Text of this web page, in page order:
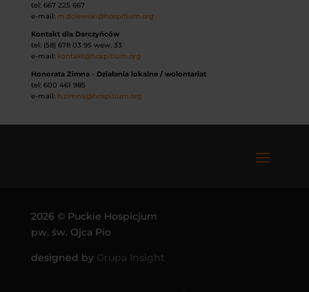
tel: 667 225 667
e-mail: m.dolewski@hospitium.org
Kontakt dla Darczyńców
tel: (58) 678 03 95 wew. 33
e-mail: kontakt@hospitium.org
Honorata Zimna - Działania lokalne / wolontariat
tel: 600 461 985
e-mail: h.zimna@hospitium.org
2026 © Puckie Hospicjum
pw. św. Ojca Pio
designed by Grupa Insight